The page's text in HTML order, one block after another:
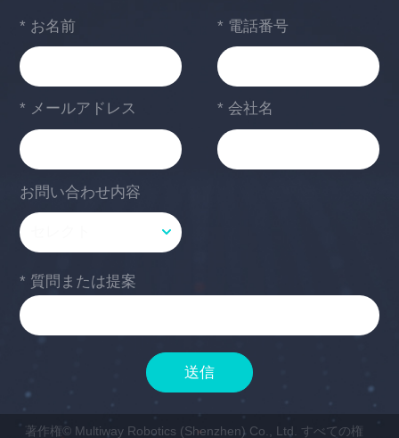
* お名前 * 電話番号
* メールアドレス * 会社名
お問い合わせ内容
* 質問または提案
送信
著作権© Multiway Robotics (Shenzhen) Co., Ltd. すべての権